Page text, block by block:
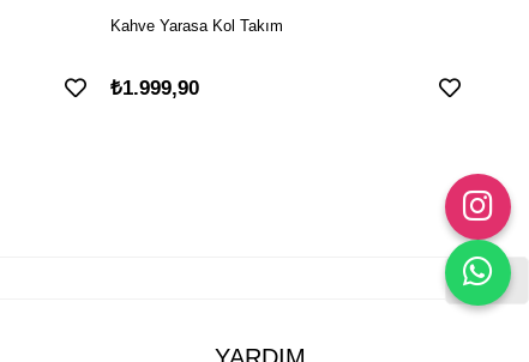
Kahve Yarasa Kol Takım
₺1.999,90
Gönder